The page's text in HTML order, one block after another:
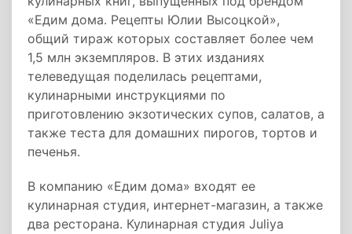
«Едим дома. Рецепты Юлии Высоцкой»,
общий тираж которых составляет более чем
1,5 млн экземпляров. В этих изданиях
телеведущая поделилась рецептами,
кулинарными инструкциями по
приготовлению экзотических супов, салатов, а
также теста для домашних пирогов, тортов и
печенья.
В компанию «Едим дома» входят ее
кулинарная студия, интернет-магазин, а также
два ресторана. Кулинарная студия Juliya